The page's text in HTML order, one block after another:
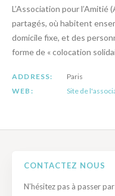
L’Association pour l’Amitié
partagés, où habitent
domicile fixe, et des
forme de « colocation
ADDRESS:
Paris
WEB:
Site de
CONTACTEZ NOUS
N’hésitez pas à passer